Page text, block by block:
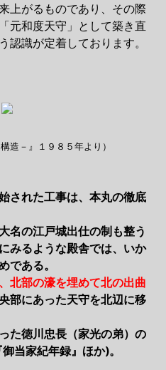
上がるものであり、その際
元和度天守」として築き直
認識が定着しております。
造－』１９８５年より）
された工事は、本丸の徹底
名の江戸城出仕の制も整う
みるような殿舎では、いか
である。
北部の濠を埋めて北の出曲
部にあった天守を北辺に移
た徳川忠長（家光の弟）の
当家紀年録』ほか)。